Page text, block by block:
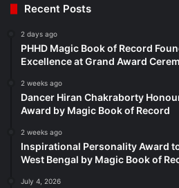
Recent Posts
2 days ago
PHHD Magic Book of Record
Excellence at Grand Award
2 weeks ago
Dancer Hiran Chakraborty
Award by Magic Book of Record
2 weeks ago
Inspirational Personality Award
West Bengal by Magic Book of
July 4, 2026